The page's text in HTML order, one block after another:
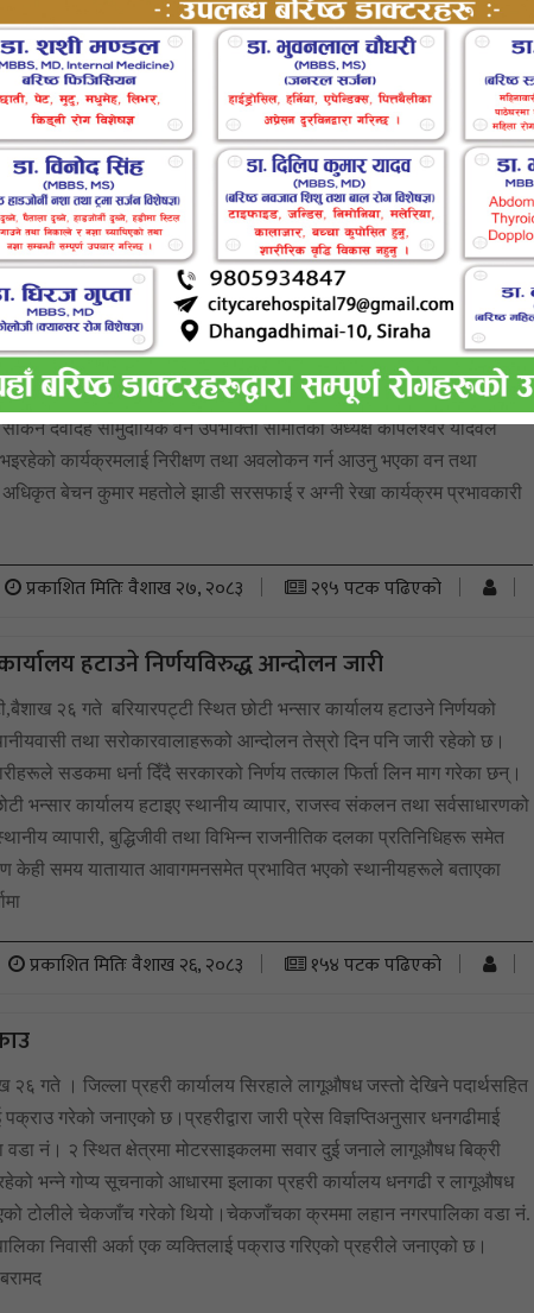
गोगल प्रसाद नमुना माध्यमिक विद्यालय, बसहियामा उक्त कार्यक्रम
। विश्वव्यापी रुपमा मे २२ तारिखका दिन मनाईदै आएको विश्व जैविक विविधता
विधार्थीलाई जैविक विविधता सम्वन्धी ओरिएन्टेसन दिएको छ । कक्षा ९ र १०
स्थानिय निकायका पदाधिकारी सम्मिलित ओरिएन्टेसन कार्यक्रमको सहजीकरण
प्रकाशित मितिः जेठ ८, २०८३ ४५३ पटक पढिएको
२७ गते । वन क्षेत्रलाई वृद्धि गर्ने र वन आगोलागीबाट हुने थप क्षतिबाट जोगाउने
सामुदायिक वनहरुमा झाडी सरसफाई तथा अग्नि रेखाको काम तीब्र रुपमा
कार्यबाट सामुदायिक वन वृद्धि र विस्तारको साथै खाली रहेको वन क्षेत्रमा पुनः
सकिने देवीदह सामुदायिक वन उपभोक्ता समितिका अध्यक्ष कपिलेश्वर यादवले
कार्यक्रमलाई निरीक्षण तथा अवलोकन गर्न आउनु भएका वन तथा
बेचन कुमार महतोले झाडी सरसफाई र अग्नी रेखा कार्यक्रम प्रभावकारी
प्रकाशित मितिः वैशाख २७, २०८३ २९५ पटक पढिएको
हटाउने निर्णयविरुद्ध आन्दोलन जारी
२६ गते बरियारपट्टी स्थित छोटी भन्सार कार्यालय हटाउने निर्णयको
तथा सरोकारवालाहरूको आन्दोलन तेस्रो दिन पनि जारी रहेको छ।
सडकमा धर्ना दिँदै सरकारको निर्णय तत्काल फिर्ता लिन माग गरेका छन्।
भन्सार कार्यालय हटाइए स्थानीय व्यापार, राजस्व संकलन तथा सर्वसाधारणको
व्यापारी, बुद्धिजीवी तथा विभिन्न राजनीतिक दलका प्रतिनिधिहरू समेत
समय यातायात आवागमनसमेत प्रभावित भएको स्थानीयहरूले बताएका
प्रकाशित मितिः वैशाख २६, २०८३ १५४ पटक पढिएको
२६ गते । जिल्ला प्रहरी कार्यालय सिरहाले लागूऔषध जस्तो देखिने पदार्थसहित
गरेको जनाएको छ।प्रहरीद्वारा जारी प्रेस विज्ञप्तिअनुसार धनगढीमाई
वडा नं। २ स्थित क्षेत्रमा मोटरसाइकलमा सवार दुई जनाले लागूऔषध बिक्री
भन्ने गोप्य सूचनाको आधारमा इलाका प्रहरी कार्यालय धनगढी र लागूऔषध
टोलीले चेकजाँच गरेको थियो।चेकजाँचका क्रममा लहान नगरपालिका वडा नं.
निवासी अर्का एक व्यक्तिलाई पक्राउ गरिएको प्रहरीले जनाएको छ।